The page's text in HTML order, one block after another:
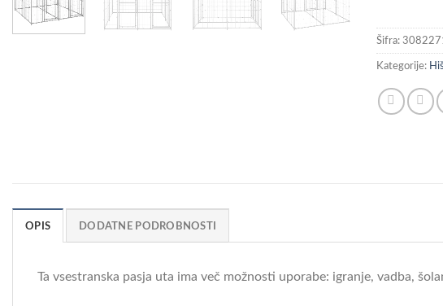
Šifra:
Kategorije:
OPIS DODATNE PODROBNOSTI
Ta vsestranska pasja uta ima več možnosti uporabe: igranje, vadba,